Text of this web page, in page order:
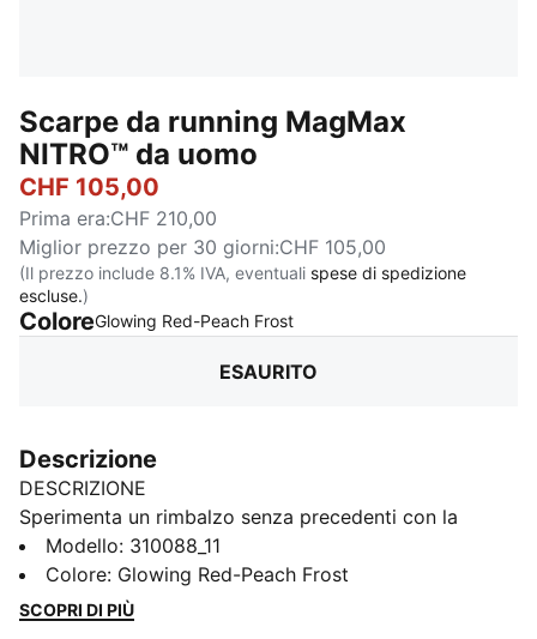
Scarpe da running MagMax
NITRO™ da uomo
CHF 105,00
Prima era:CHF 210,00
Miglior prezzo per 30 giorni:CHF 105,00
(Il prezzo include 8.1% IVA, eventuali spese di spedizione
escluse.)
ColoreGlowing Red-Peach Frost:
ESAURITO
Descrizione
DESCRIZIONE
Sperimenta un rimbalzo senza precedenti con la
MagMax NITRO™. Grazie all'impressionante quantità di
tecnologia NITROFOAM™ all'avanguardia, queste
scarpe vi spingeranno senza sforzo da un chilometro
Modello: 310088_11
Colore: Glowing Red-Peach Frost
SCOPRI DI PIÙ